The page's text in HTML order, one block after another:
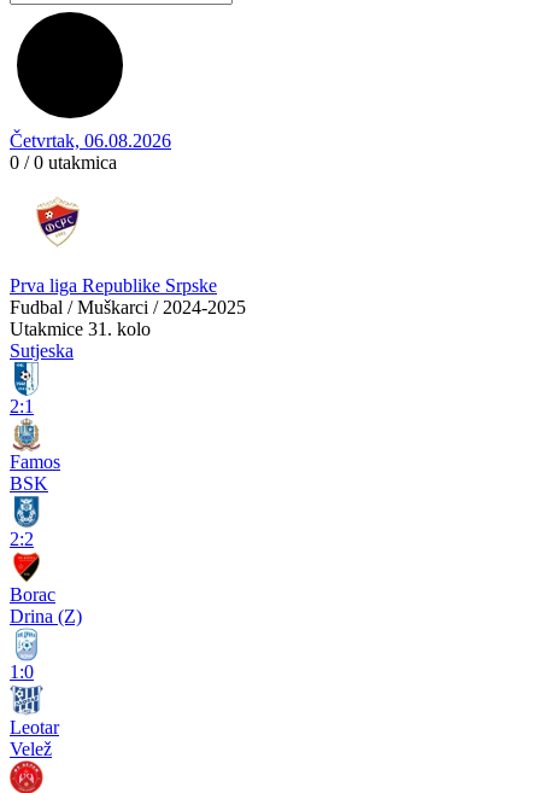
Četvrtak, 06.08.2026
0 / 0 utakmica
Prva liga Republike Srpske
Fudbal / Muškarci / 2024-2025
Utakmice 31. kolo
Sutjeska
2:1
Famos
BSK
2:2
Borac
Drina (Z)
1:0
Leotar
Velež